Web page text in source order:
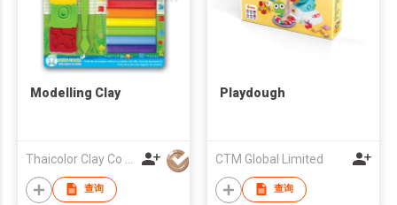
Modelling Clay
查询
Playdough
CTM Global Limited
查询